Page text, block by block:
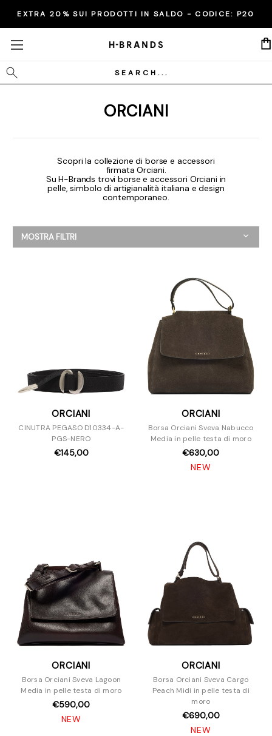
EXTRA 20% SUI PRODOTTI IN SALDO - CODICE: P20
Cerca
ORCIANI
Scopri la collezione di borse e accessori
firmata Orciani.
Su H-Brands trovi borse e accessori Orciani in
pelle, simbolo di artigianalità italiana e design
contemporaneo.
MOSTRA FILTRI
ORCIANI
CINUTRA PEGASO D10334-A-
PGS-NERO
€145,00
ORCIANI
Borsa Orciani Sveva Nabucco
Media in pelle testa di moro
€630,00
NEW
ORCIANI
Borsa Orciani Sveva Lagoon
Media in pelle testa di moro
€590,00
NEW
ORCIANI
Borsa Orciani Sveva Cargo
Peach Midi in pelle testa di
moro
€690,00
NEW